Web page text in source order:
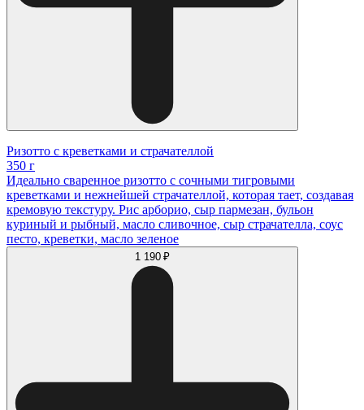
Ризотто с креветками и страчателлой
350 г
Идеально сваренное ризотто с сочными тигровыми
креветками и нежнейшей страчателлой, которая тает, создавая
кремовую текстуру. Рис арборио, сыр пармезан, бульон
куриный и рыбный, масло сливочное, сыр страчателла, соус
песто, креветки, масло зеленое
1 190 ₽